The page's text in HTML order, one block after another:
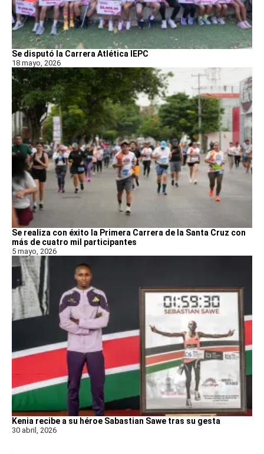
Se disputó la Carrera Atlética IEPC
18 mayo, 2026
Se realiza con éxito la Primera Carrera de la Santa Cruz con
más de cuatro mil participantes
5 mayo, 2026
Kenia recibe a su héroe Sabastian Sawe tras su gesta
30 abril, 2026